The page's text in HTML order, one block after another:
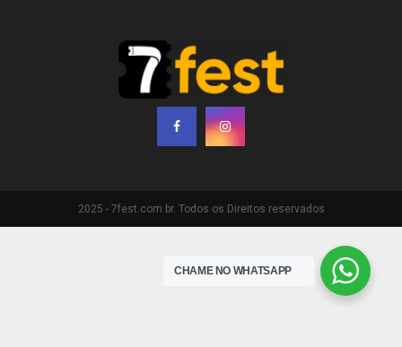
2025 - 7fest.com.br. Todos os Direitos reservados
CHAME NO WHATSAPP